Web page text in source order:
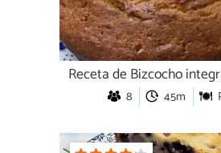
Receta de Bizcocho
8 45m